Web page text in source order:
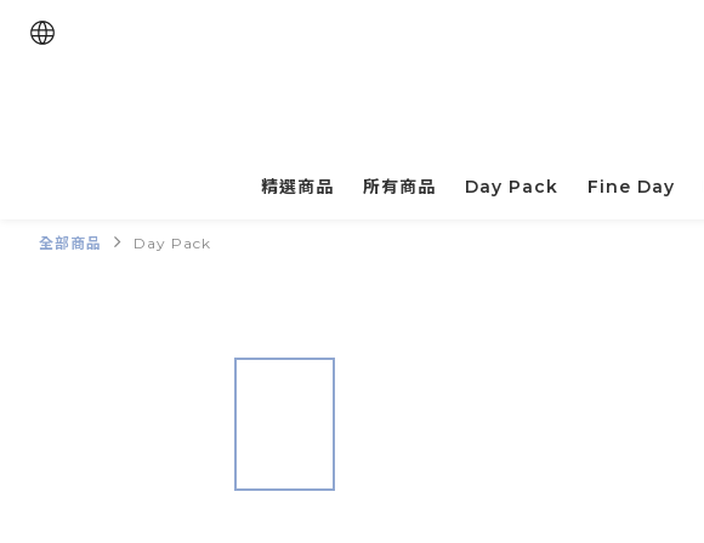
精選商品 所有商品 Day Pack Fine Day
全部商品 Day Pack